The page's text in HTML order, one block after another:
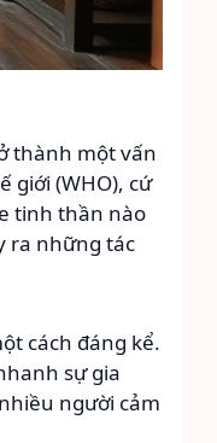
thành một vấn
giới (WHO), cứ
tinh thần nào
ra những tác
cách đáng kể.
sự gia
người cảm